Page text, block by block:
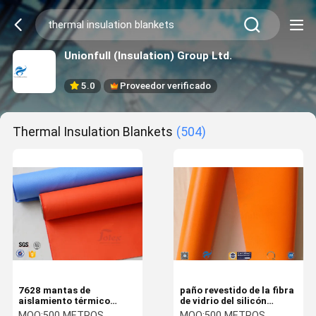
Unionfull (Insulation) Group Ltd.
5.0 Proveedor verificado
Thermal Insulation Blankets (504)
7628 mantas de
aislamiento térmico
revestidas de acrílico
paño revestido de la fibra
de vidrio del silicón
anaranjado de los